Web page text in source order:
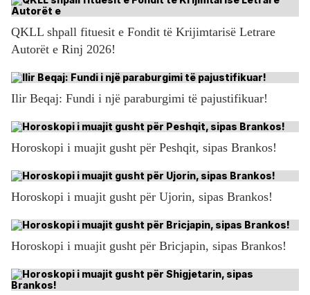
QKLL shpall fituesit e Fondit të Krijimtarisë Letrare
Autorët e Rinj 2026!
Ilir Beqaj: Fundi i një paraburgimi të pajustifikuar!
Horoskopi i muajit gusht për Peshqit, sipas Brankos!
Horoskopi i muajit gusht për Ujorin, sipas Brankos!
Horoskopi i muajit gusht për Bricjapin, sipas Brankos!